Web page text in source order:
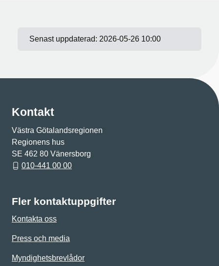
Senast uppdaterad: 2026-05-26 10:00
Kontakt
Västra Götalandsregionen
Regionens hus
SE 462 80 Vänersborg
010-441 00 00
Fler kontaktuppgifter
Kontakta oss
Press och media
Myndighetsbrevlådor